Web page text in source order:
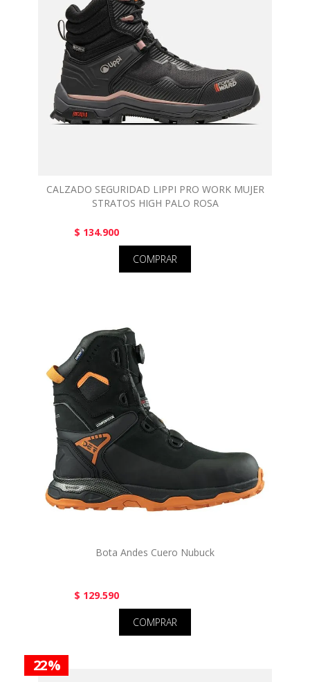
CALZADO SEGURIDAD LIPPI PRO WORK MUJER
STRATOS HIGH PALO ROSA
$ 134.900
COMPRAR
Bota Andes Cuero Nubuck
$ 129.590
COMPRAR
22 %